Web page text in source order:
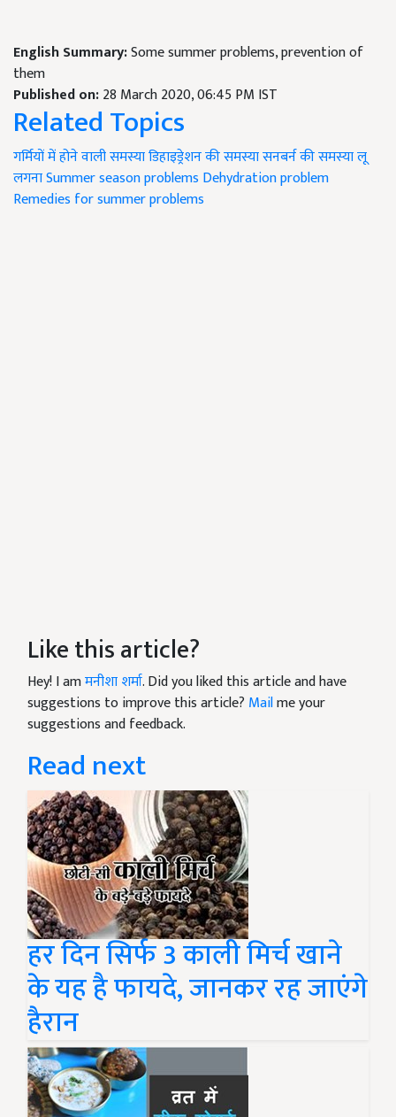
English Summary:Some summer problems, prevention of
them
Published on:28 March 2020, 06:45 PM IST
Related Topics
गर्मियों में होने वाली समस्याडिहाइड्रेशन की समस्यासनबर्न की समस्यालू
लगनाSummer season problems Dehydration problem
Remedies for summer problems
Like this article?
Hey! I amमनीशा शर्मा. Did you liked this article and have
suggestions to improve this article? Mailme your
suggestions and feedback.
Read next
हर दिन सिर्फ 3 काली मिर्च खाने
के यह है फायदे, जानकर रह जाएंगे
हैरान